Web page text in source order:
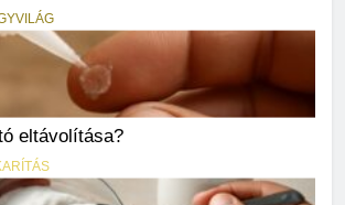
eltávolítása?